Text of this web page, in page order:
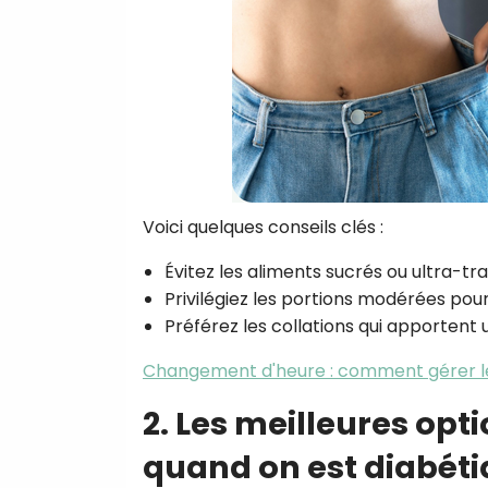
Voici quelques conseils clés :
Évitez les aliments sucrés ou ultra-
Privilégiez les portions modérées
Préférez les collations qui apportent
Changement d'heure : comment gérer
2. Les meilleures
quand on est